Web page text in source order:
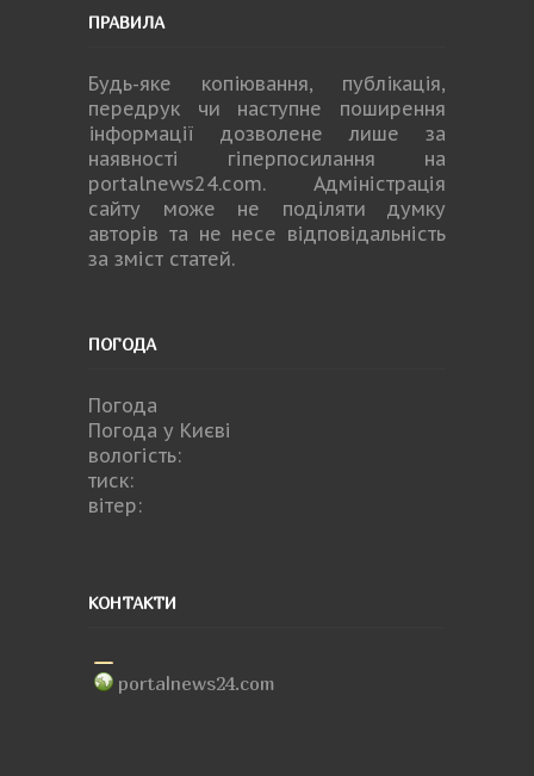
ПРАВИЛА
Будь-яке копiювання, публiкацiя,
передрук чи наступне поширення
iнформацiї дозволене лише за
наявності гіперпосилання на
portalnews24.com. Адміністрація
сайту може не поділяти думку
авторів та не несе відповідальність
за зміст статей.
ПОГОДА
Погода
Погода у Києві
вологість:
тиск:
вітер:
КОНТАКТИ
portalnews24.com